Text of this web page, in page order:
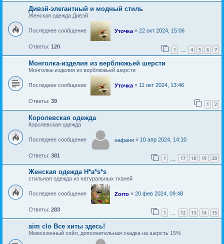
Дивэй-элегантный и модный стиль
Женская одежда Дивэй
Последнее сообщение Уточка « 22 окт 2024, 15:06
Ответы: 120 1 4 5 6 7
Монголка-изделия из верблюжьей шерсти
Монголка-изделия из верблюжьей шерсти
Последнее сообщение Уточка « 11 окт 2024, 13:46
Ответы: 39 1 2
Королевская одежда
Королевская одежда
Последнее сообщение нафаня « 10 апр 2024, 14:10
Ответы: 381 1 17 18 19 20
Женская одежда H*a*s*s
стильная одежда из натуральных тканей
Последнее сообщение Zorro « 20 фев 2024, 09:48
Ответы: 283 1 … 12 13 14 15
aim clo Все хиты здесь!
Межсезонный сейл, дополнительная скадка на шерсть 15%